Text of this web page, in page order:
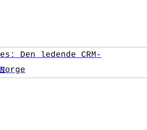
Den ledende CRM-